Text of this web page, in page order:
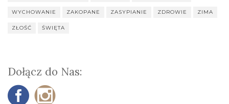
WYCHOWANIE ZAKOPANE ZASYPIANIE ZDROWIE ZIMA
ZŁOŚĆ ŚWIĘTA
Dołącz do Nas: